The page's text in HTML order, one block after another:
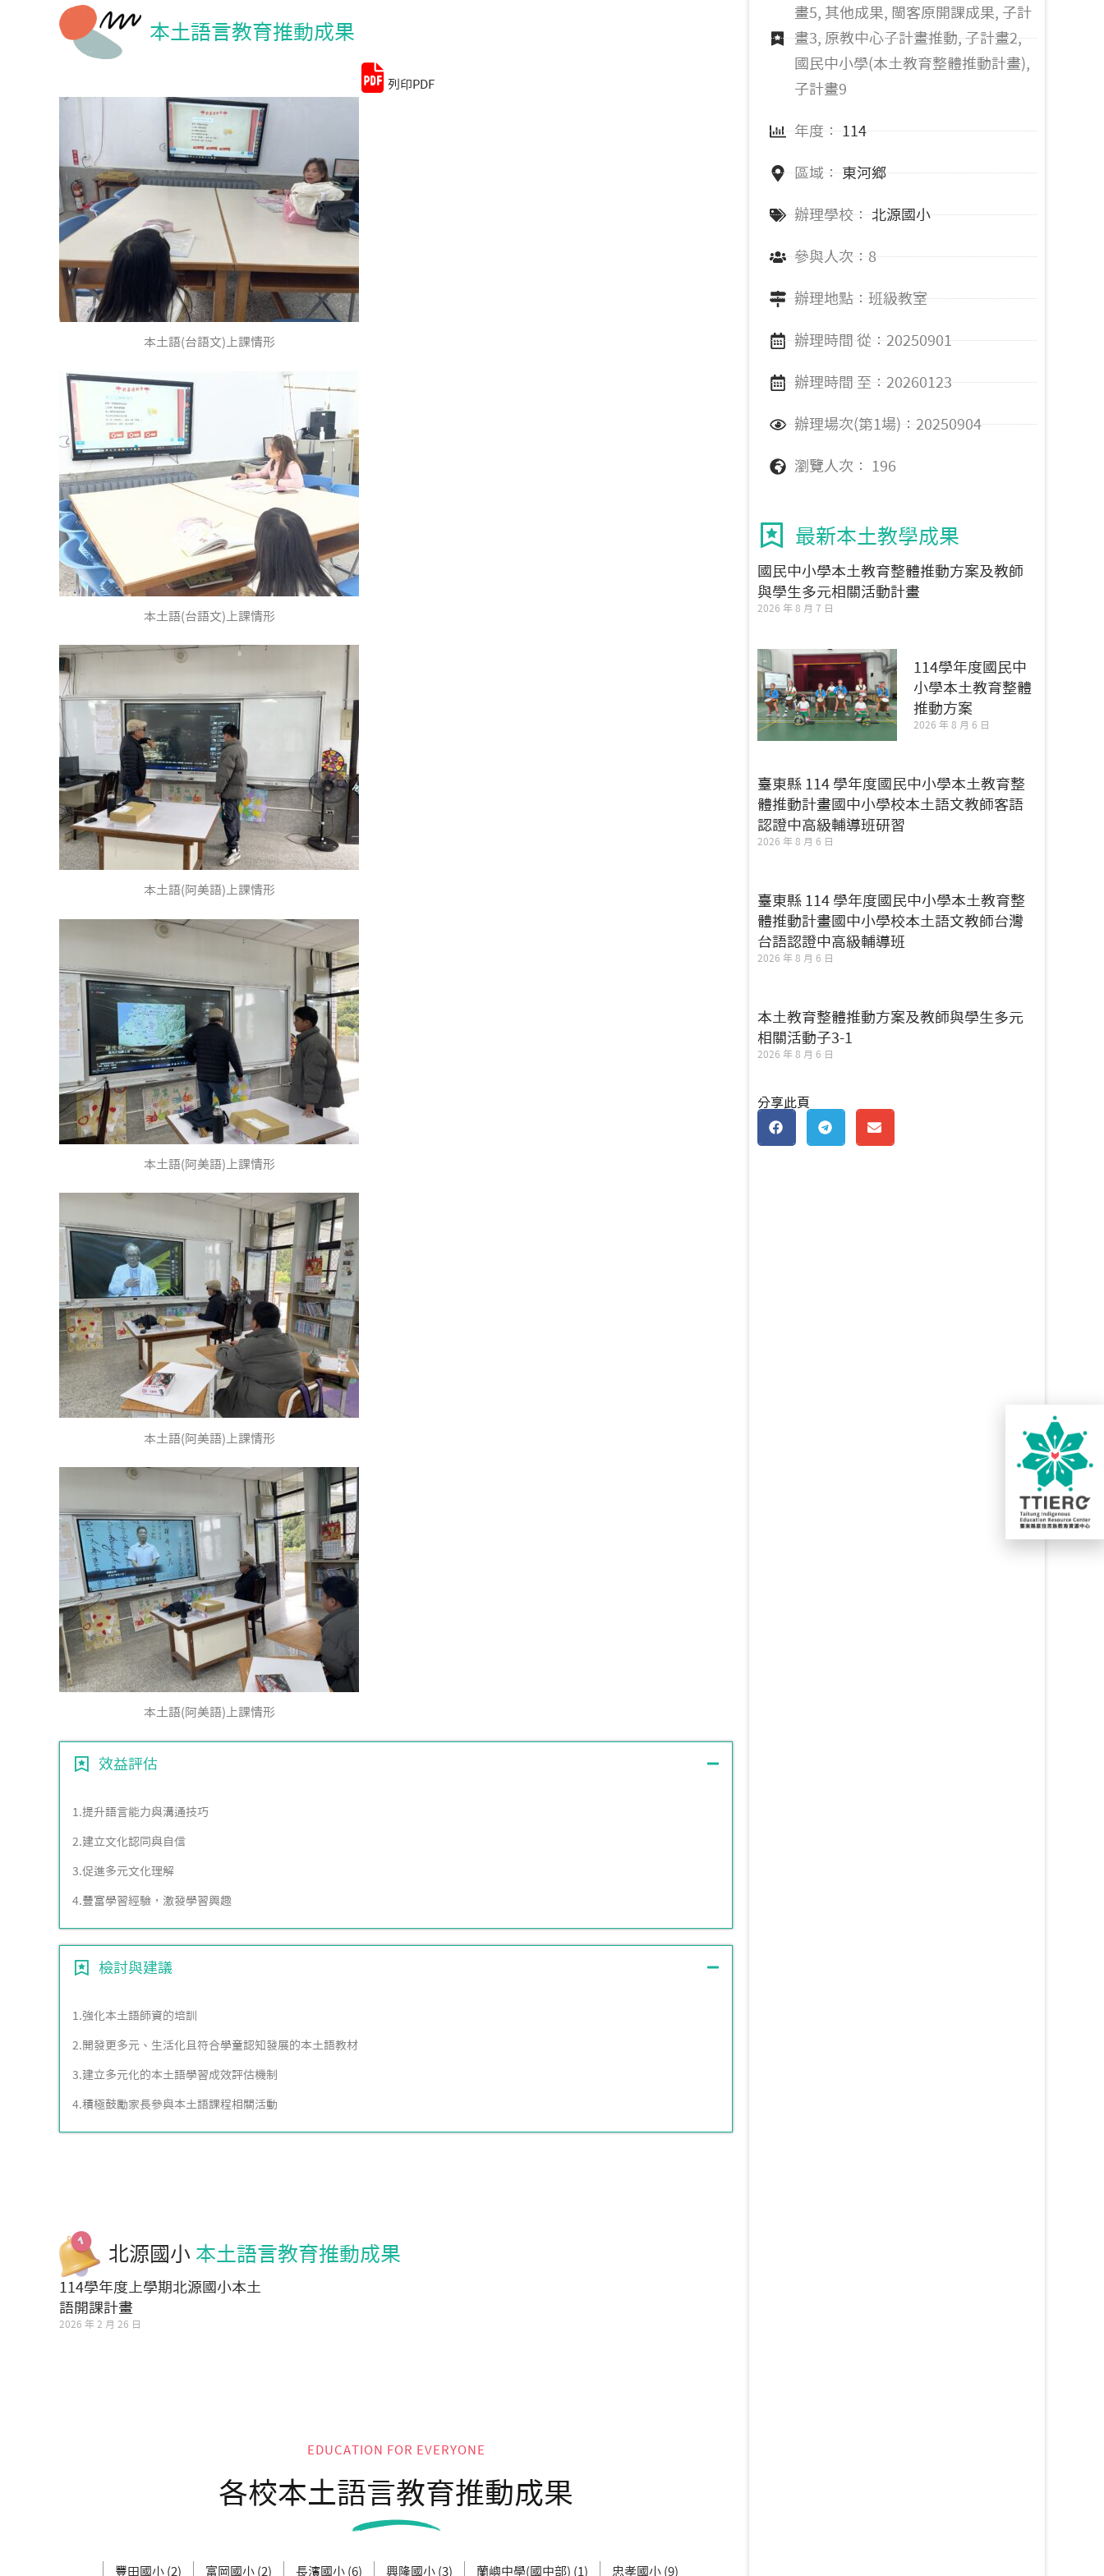
本土語言教育推動成果
列印PDF
本土語(台語文)上課情形
本土語(台語文)上課情形
本土語(阿美語)上課情形
本土語(阿美語)上課情形
本土語(阿美語)上課情形
本土語(阿美語)上課情形
效益評估
1.提升語言能力與溝通技巧
2.建立文化認同與自信
3.促進多元文化理解
4.豐富學習經驗，激發學習興趣
檢討與建議
1.強化本土語師資的培訓
2.開發更多元、生活化且符合學童認知發展的本土語教材
3.建立多元化的本土語學習成效評估機制
4.積極鼓勵家長參與本土語課程相關活動
北源國小 本土語言教育推動成果
114學年度上學期北源國小本土
語開課計畫
2026 年 2 月 26 日
EDUCATION FOR EVERYONE
各校本土語言教育推動成果
豐田國小 (2) 富岡國小 (2) 長濱國小 (6) 興隆國小 (3) 蘭嶼中學(國中部) (1) 忠孝國小 (9)
畫5, 其他成果, 閩客原開課成果, 子計
畫3, 原教中心子計畫推動, 子計畫2,
國民中小學(本土教育整體推動計畫),
子計畫9
年度： 114
區域： 東河鄉
辦理學校： 北源國小
參與人次：8
辦理地點：班級教室
辦理時間 從：20250901
辦理時間 至：20260123
辦理場次(第1場)：20250904
瀏覽人次： 196
最新本土教學成果
國民中小學本土教育整體推動方案及教師
與學生多元相關活動計畫
2026 年 8 月 7 日
114學年度國民中
小學本土教育整體
推動方案
2026 年 8 月 6 日
臺東縣 114 學年度國民中小學本土教育整
體推動計畫國中小學校本土語文教師客語
認證中高級輔導班研習
2026 年 8 月 6 日
臺東縣 114 學年度國民中小學本土教育整
體推動計畫國中小學校本土語文教師台灣
台語認證中高級輔導班
2026 年 8 月 6 日
本土教育整體推動方案及教師與學生多元
相關活動子3-1
2026 年 8 月 6 日
分享此頁